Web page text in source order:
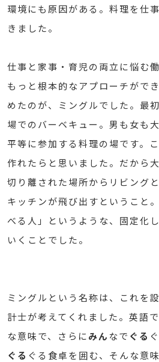
環境にも原因がある。料理を仕
きました。
仕事と家事・育児の両立に悩む
もっと根本的なアプローチがで
めたのが、ミングルでした。最
場でのバーベキュー。男も女も
平等に参加する料理の場です。
作れたらと思いました。だから
切り離された場所からリビング
キッチンが飛び出すということ
べる人」というような、固定化
いくことでした。
ミングルという名称は、これを
計士が考えてくれました。英語
な意味で、さらにみん なで ぐる
ぐる ぐる食卓を囲む、そんな意